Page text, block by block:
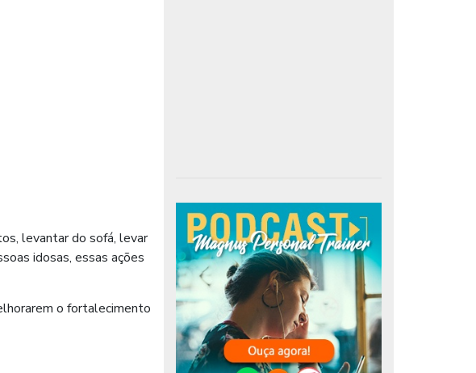
levantar do sofá, levar
idosas, essas ações
o fortalecimento